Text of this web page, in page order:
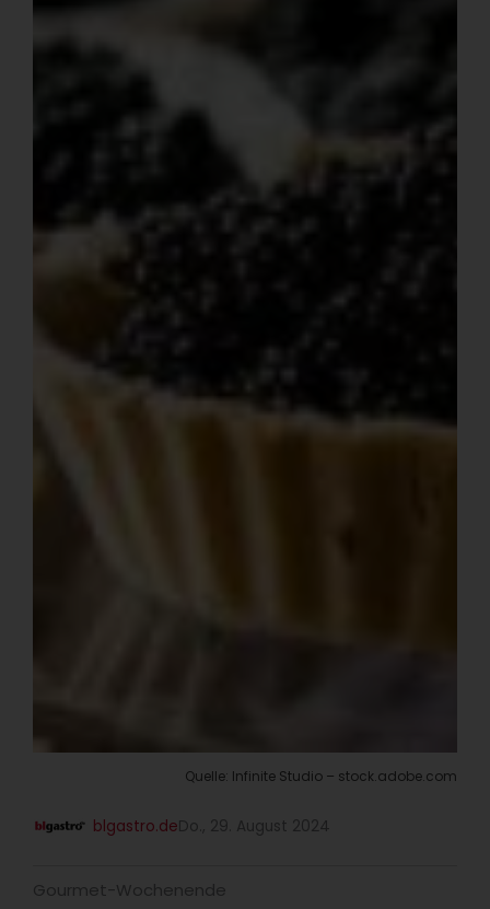
Quelle: Infinite Studio – stock.adobe.com
blgastro.deDo., 29. August 2024
Gourmet-Wochenende